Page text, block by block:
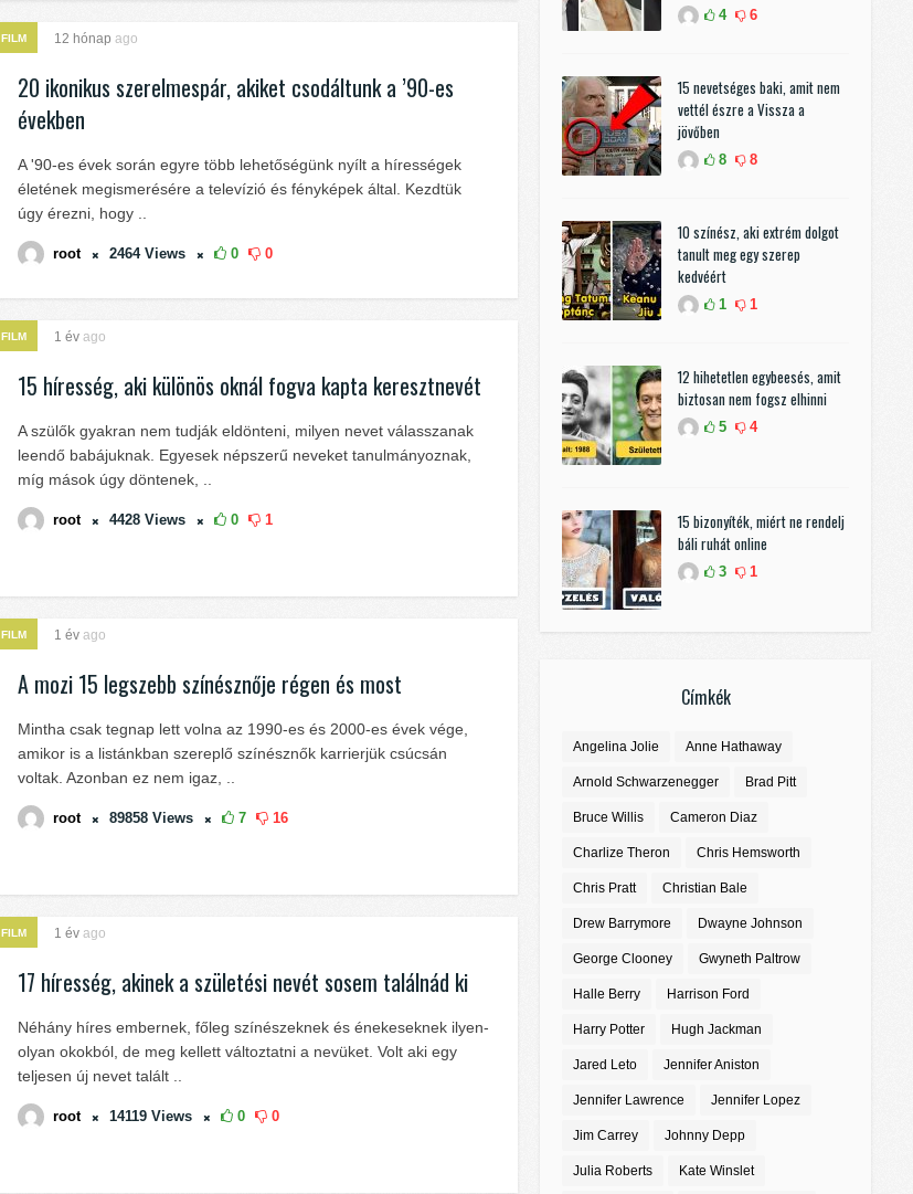
FILM 12 hónap ago
20 ikonikus szerelmespár, akiket csodáltunk a ’90-es
években
A '90-es évek során egyre több lehetőségünk nyílt a hírességek
életének megismerésére a televízió és fényképek által. Kezdtük
úgy érezni, hogy ..
root 2464 Views 0 0
FILM 1 év ago
15 híresség, aki különös oknál fogva kapta keresztnevét
A szülők gyakran nem tudják eldönteni, milyen nevet válasszanak
leendő babájuknak. Egyesek népszerű neveket tanulmányoznak,
míg mások úgy döntenek, ..
root 4428 Views 0 1
FILM 1 év ago
A mozi 15 legszebb színésznője régen és most
Mintha csak tegnap lett volna az 1990-es és 2000-es évek vége,
amikor is a listánkban szereplő színésznők karrierjük csúcsán
voltak. Azonban ez nem igaz, ..
root 89858 Views 7 16
FILM 1 év ago
17 híresség, akinek a születési nevét sosem találnád ki
Néhány híres embernek, főleg színészeknek és énekeseknek ilyen-
olyan okokból, de meg kellett változtatni a nevüket. Volt aki egy
teljesen új nevet talált ..
root 14119 Views 0 0
4 6
15 nevetséges baki, amit nem
vettél észre a Vissza a
jövőben
8 8
10 színész, aki extrém dolgot
tanult meg egy szerep
kedvéért
1 1
12 hihetetlen egybeesés, amit
biztosan nem fogsz elhinni
5 4
15 bizonyíték, miért ne rendelj
báli ruhát online
3 1
Címkék
Angelina Jolie Anne Hathaway
Arnold Schwarzenegger Brad Pitt
Bruce Willis Cameron Diaz
Charlize Theron Chris Hemsworth
Chris Pratt Christian Bale
Drew Barrymore Dwayne Johnson
George Clooney Gwyneth Paltrow
Halle Berry Harrison Ford
Harry Potter Hugh Jackman
Jared Leto Jennifer Aniston
Jennifer Lawrence Jennifer Lopez
Jim Carrey Johnny Depp
Julia Roberts Kate Winslet